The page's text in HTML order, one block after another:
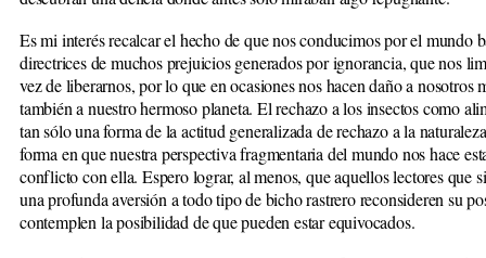
Es mi interés recalcar el hecho de que nos conducimos por el mundo
directrices de muchos prejuicios generados por ignorancia, que nos
vez de liberarnos, por lo que en ocasiones nos hacen daño a nosotros
también a nuestro hermoso planeta. El rechazo a los insectos como
tan sólo una forma de la actitud generalizada de rechazo a la
forma en que nuestra perspectiva fragmentaria del mundo nos hace
conflicto con ella. Espero lograr, al menos, que aquellos lectores que
una profunda aversión a todo tipo de bicho rastrero reconsideren su
contemplen la posibilidad de que pueden estar equivocados.